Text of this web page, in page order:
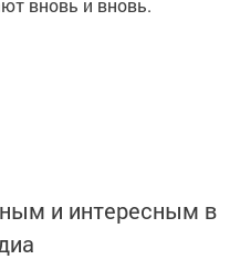
вновь и вновь.
и интересным в